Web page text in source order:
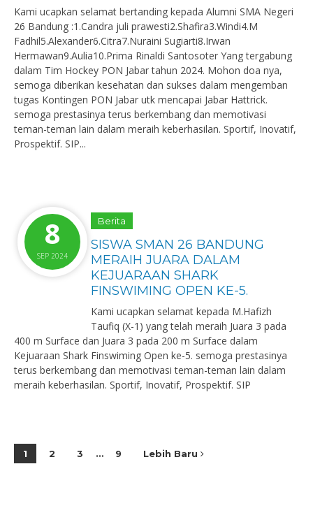
Kami ucapkan selamat bertanding kepada Alumni SMA Negeri
26 Bandung :1.Candra juli prawesti2.Shafira3.Windi4.M
Fadhil5.Alexander6.Citra7.Nuraini Sugiarti8.Irwan
Hermawan9.Aulia10.Prima Rinaldi Santosoter Yang tergabung
dalam Tim Hockey PON Jabar tahun 2024. Mohon doa nya,
semoga diberikan kesehatan dan sukses dalam mengemban
tugas Kontingen PON Jabar utk mencapai Jabar Hattrick.
semoga prestasinya terus berkembang dan memotivasi
teman-teman lain dalam meraih keberhasilan. Sportif, Inovatif,
Prospektif. SIP...
8
SEP 2024
Berita
SISWA SMAN 26 BANDUNG
MERAIH JUARA DALAM
KEJUARAAN SHARK
FINSWIMING OPEN KE-5.
Kami ucapkan selamat kepada M.Hafizh
Taufiq (X-1) yang telah meraih Juara 3 pada
400 m Surface dan Juara 3 pada 200 m Surface dalam
Kejuaraan Shark Finswiming Open ke-5. semoga prestasinya
terus berkembang dan memotivasi teman-teman lain dalam
meraih keberhasilan. Sportif, Inovatif, Prospektif. SIP ️
1 2 3 … 9 Lebih Baru